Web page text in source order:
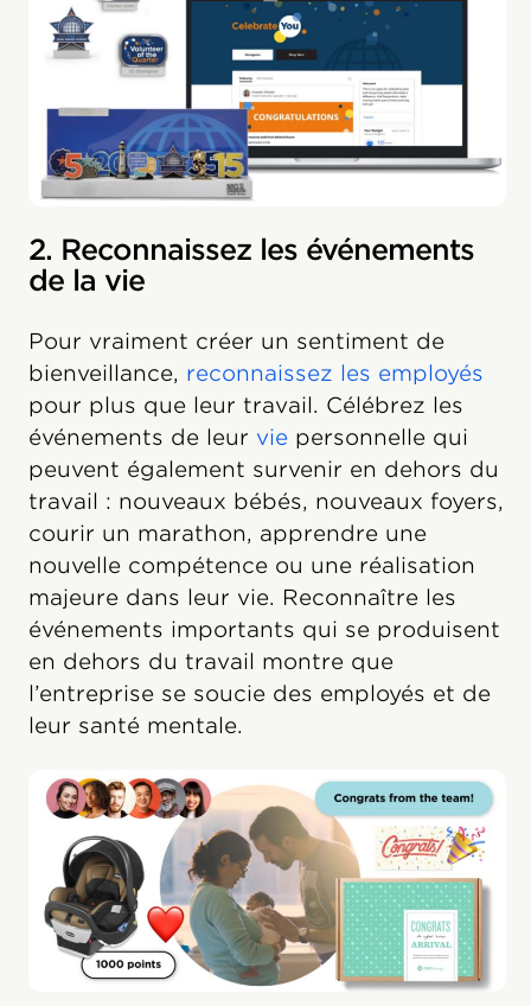
2. Reconnaissez les événements
de la vie
Pour vraiment créer un sentiment de
bienveillance, reconnaissez les employés
pour plus que leur travail. Célébrez les
événements de leur vie personnelle qui
peuvent également survenir en dehors du
travail : nouveaux bébés, nouveaux foyers,
courir un marathon, apprendre une
nouvelle compétence ou une réalisation
majeure dans leur vie. Reconnaître les
événements importants qui se produisent
en dehors du travail montre que
l’entreprise se soucie des employés et de
leur santé mentale.